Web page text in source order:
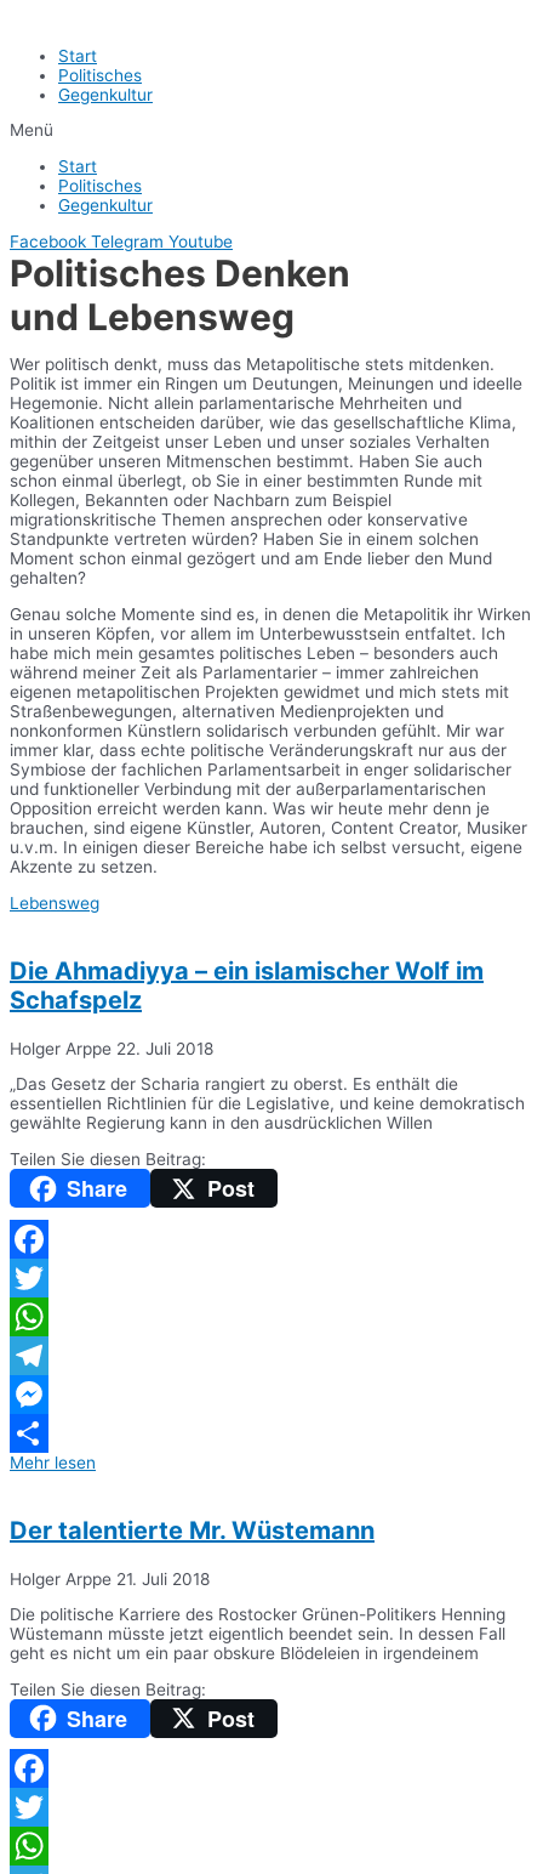
Start
Politisches
Gegenkultur
Menü
Start
Politisches
Gegenkultur
Facebook Telegram Youtube
Politisches Denken
und Lebensweg
Wer politisch denkt, muss das Metapolitische stets mitdenken.
Politik ist immer ein Ringen um Deutungen, Meinungen und ideelle
Hegemonie. Nicht allein parlamentarische Mehrheiten und
Koalitionen entscheiden darüber, wie das gesellschaftliche Klima,
mithin der Zeitgeist unser Leben und unser soziales Verhalten
gegenüber unseren Mitmenschen bestimmt. Haben Sie auch
schon einmal überlegt, ob Sie in einer bestimmten Runde mit
Kollegen, Bekannten oder Nachbarn zum Beispiel
migrationskritische Themen ansprechen oder konservative
Standpunkte vertreten würden? Haben Sie in einem solchen
Moment schon einmal gezögert und am Ende lieber den Mund
gehalten?
Genau solche Momente sind es, in denen die Metapolitik ihr Wirken
in unseren Köpfen, vor allem im Unterbewusstsein entfaltet. Ich
habe mich mein gesamtes politisches Leben – besonders auch
während meiner Zeit als Parlamentarier – immer zahlreichen
eigenen metapolitischen Projekten gewidmet und mich stets mit
Straßenbewegungen, alternativen Medienprojekten und
nonkonformen Künstlern solidarisch verbunden gefühlt. Mir war
immer klar, dass echte politische Veränderungskraft nur aus der
Symbiose der fachlichen Parlamentsarbeit in enger solidarischer
und funktioneller Verbindung mit der außerparlamentarischen
Opposition erreicht werden kann. Was wir heute mehr denn je
brauchen, sind eigene Künstler, Autoren, Content Creator, Musiker
u.v.m. In einigen dieser Bereiche habe ich selbst versucht, eigene
Akzente zu setzen.
Lebensweg
Die Ahmadiyya – ein islamischer Wolf im
Schafspelz
Holger Arppe 22. Juli 2018
„Das Gesetz der Scharia rangiert zu oberst. Es enthält die
essentiellen Richtlinien für die Legislative, und keine demokratisch
gewählte Regierung kann in den ausdrücklichen Willen
Teilen Sie diesen Beitrag:
Share Post
Facebook
Twitter
WhatsApp
Telegram
Messenger
Teilen
Mehr lesen
Der talentierte Mr. Wüstemann
Holger Arppe 21. Juli 2018
Die politische Karriere des Rostocker Grünen-Politikers Henning
Wüstemann müsste jetzt eigentlich beendet sein. In dessen Fall
geht es nicht um ein paar obskure Blödeleien in irgendeinem
Teilen Sie diesen Beitrag:
Share Post
Facebook
Twitter